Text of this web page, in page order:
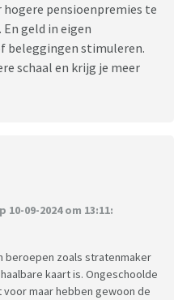
pensioenpremies te
geld in eigen
beleggingen stimuleren.
schaal en krijg je meer
09-2024 om 13:11:
beroepen zoals stratenmaker
kaart is. Ongeschoolde
maar hebben gewoon de